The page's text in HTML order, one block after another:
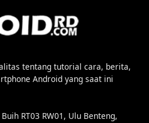
tentang tutorial cara, berita,
Android yang saat ini
RT03 RW01, Ulu Benteng,